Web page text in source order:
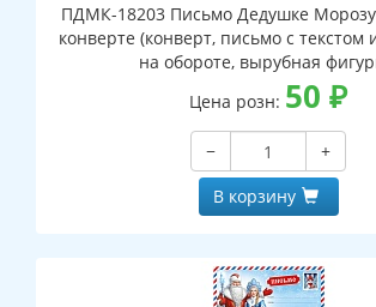
ПДМК-18203 Письмо Дедушке
конверте (конверт, письмо с текстом
на обороте, вырубная
Цена розн: 50 ₽
−
+
В корзину